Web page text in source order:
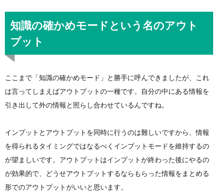
知識の確かめモードという名のアウト
プット
ここまで「知識の確かめモード」と勝手に呼んできましたが、これ
は言ってしまえばアウトプットの一種です。自分の中にある情報を
引き出して外の情報と照らし合わせているんですね。
インプットとアウトプットを同時に行うのは難しいですから、情報
を得られるタイミングではなるべくインプットモードを維持するの
が望ましいです。アウトプットはインプットが終わった後にやるの
が効果的で、どうせアウトプットするならもらった情報をまとめる
形でのアウトプットがいいと思います。